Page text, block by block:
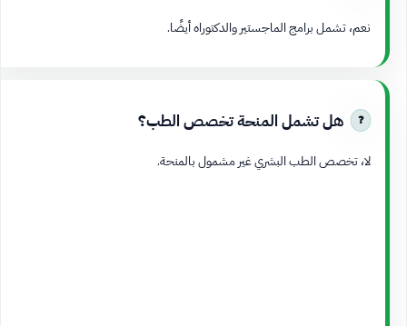
نعم، تشمل برامج الماجستير والدكتوراه أيضًا.
هل تشمل المنحة تخصص الطب؟
لا، تخصص الطب البشري غير مشمول بالمنحة.